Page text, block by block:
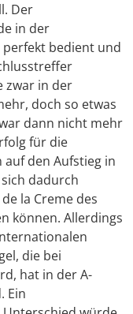
Der
in der
bedient und
zwar in der
doch so etwas
dann nicht mehr
für die
den Aufstieg in
dadurch
la Creme des
können. Allerdings
die bei
hat in der A-
Ein